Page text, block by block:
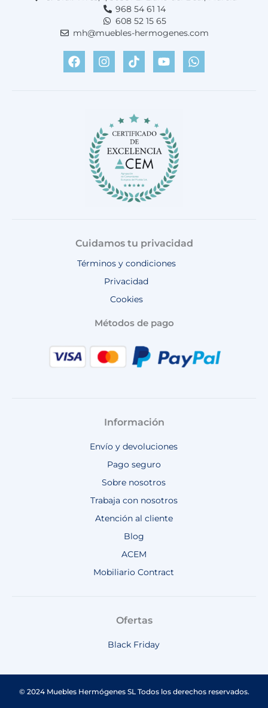
968 54 61 14
608 52 15 65
mh@muebles-hermogenes.com
F
a
c
I
n
s
a
m
T
i
k
Y
o
u
W
h
a
Cuidamos tu privacidad
Términos y condiciones
Privacidad
Cookies
Métodos de pago
Información
Envío y devoluciones
Pago seguro
Sobre nosotros
Trabaja con nosotros
Atención al cliente
Blog
ACEM
Mobiliario Contract
Ofertas
Black Friday
© 2024 Muebles Hermógenes SL Todos los derechos reservados.